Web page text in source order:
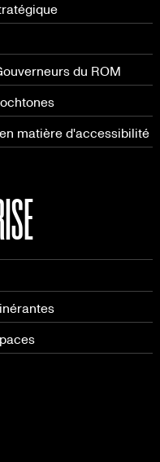
du ROM
matière d'accessibilité